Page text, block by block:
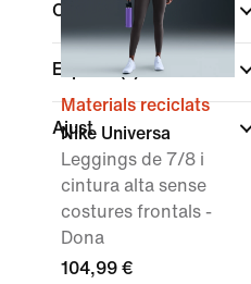
Color
Esports(1)
Ajust
Materials reciclats
Nike Universa
Leggings de 7/8 i
cintura alta sense
costures frontals -
Dona
104,99 €